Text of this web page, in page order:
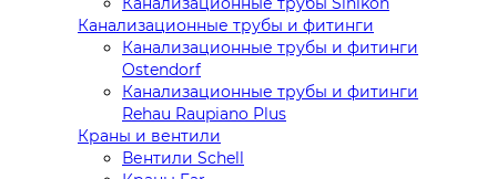
Канализационные трубы и фитинги
Канализационные трубы и фитинги
Ostendorf
Канализационные трубы и фитинги
Rehau Raupiano Plus
Краны и вентили
Вентили Schell